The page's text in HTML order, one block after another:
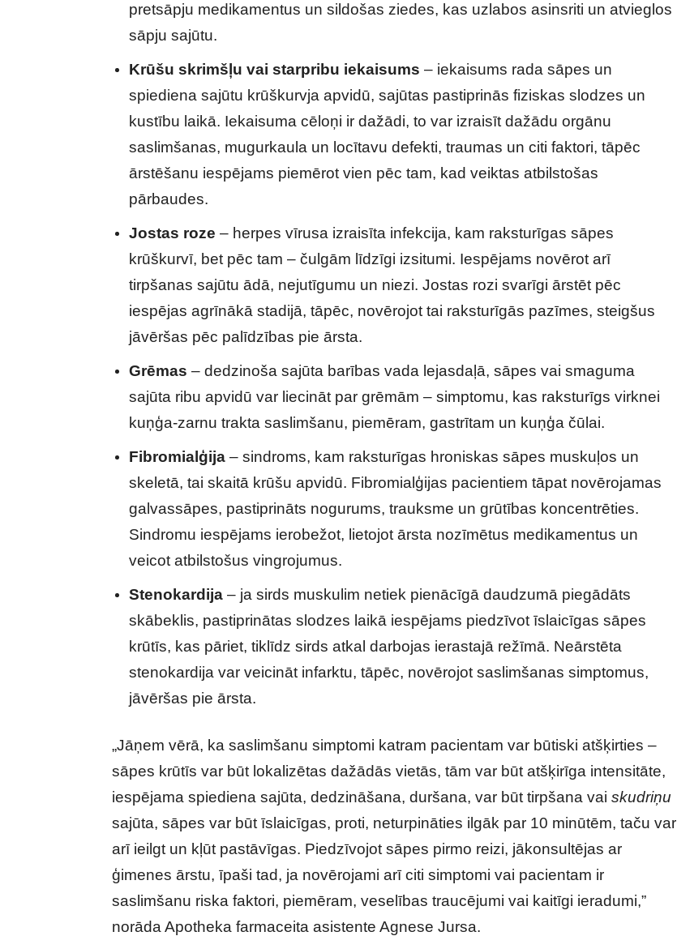
pretsāpju medikamentus un sildošas ziedes, kas uzlabos asinsriti un atvieglos
sāpju sajūtu.
Krūšu skrimšļu vai starpribu iekaisums – iekaisums rada sāpes un
spiediena sajūtu krūškurvja apvidū, sajūtas pastiprinās fiziskas slodzes un
kustību laikā. Iekaisuma cēloņi ir dažādi, to var izraisīt dažādu orgānu
saslimšanas, mugurkaula un locītavu defekti, traumas un citi faktori, tāpēc
ārstēšanu iespējams piemērot vien pēc tam, kad veiktas atbilstošas
pārbaudes.
Jostas roze – herpes vīrusa izraisīta infekcija, kam raksturīgas sāpes
krūškurvī, bet pēc tam – čulgām līdzīgi izsitumi. Iespējams novērot arī
tirpšanas sajūtu ādā, nejutīgumu un niezi. Jostas rozi svarīgi ārstēt pēc
iespējas agrīnākā stadijā, tāpēc, novērojot tai raksturīgās pazīmes, steigšus
jāvēršas pēc palīdzības pie ārsta.
Grēmas – dedzinoša sajūta barības vada lejasdaļā, sāpes vai smaguma
sajūta ribu apvidū var liecināt par grēmām – simptomu, kas raksturīgs virknei
kuņģa-zarnu trakta saslimšanu, piemēram, gastrītam un kuņģa čūlai.
Fibromialģija – sindroms, kam raksturīgas hroniskas sāpes muskuļos un
skeletā, tai skaitā krūšu apvidū. Fibromialģijas pacientiem tāpat novērojamas
galvassāpes, pastiprināts nogurums, trauksme un grūtības koncentrēties.
Sindromu iespējams ierobežot, lietojot ārsta nozīmētus medikamentus un
veicot atbilstošus vingrojumus.
Stenokardija – ja sirds muskulim netiek pienācīgā daudzumā piegādāts
skābeklis, pastiprinātas slodzes laikā iespējams piedzīvot īslaicīgas sāpes
krūtīs, kas pāriet, tiklīdz sirds atkal darbojas ierastajā režīmā. Neārstēta
stenokardija var veicināt infarktu, tāpēc, novērojot saslimšanas simptomus,
jāvēršas pie ārsta.
„Jāņem vērā, ka saslimšanu simptomi katram pacientam var būtiski atšķirties –
sāpes krūtīs var būt lokalizētas dažādās vietās, tām var būt atšķirīga intensitāte,
iespējama spiediena sajūta, dedzināšana, duršana, var būt tirpšana vai skudriņu
sajūta, sāpes var būt īslaicīgas, proti, neturpināties ilgāk par 10 minūtēm, taču var
arī ieilgt un kļūt pastāvīgas. Piedzīvojot sāpes pirmo reizi, jākonsultējas ar
ģimenes ārstu, īpaši tad, ja novērojami arī citi simptomi vai pacientam ir
saslimšanu riska faktori, piemēram, veselības traucējumi vai kaitīgi ieradumi,”
norāda Apotheka farmaceita asistente Agnese Jursa.